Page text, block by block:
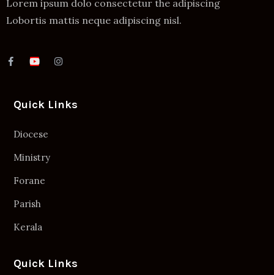
Lorem ipsum dolo consectetur the adipiscing
Lobortis mattis neque adipiscing nisl.
Quick Links
Diocese
Ministry
Forane
Parish
Kerala
Quick Links